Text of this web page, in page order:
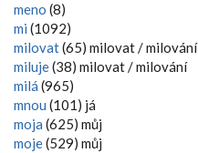
meno (8)
mi (1092)
milovat(65) milovat / milování
miluje(38) milovat / milování
milá (965)
mnou (101) já
moja (625) můj
moje(529) můj